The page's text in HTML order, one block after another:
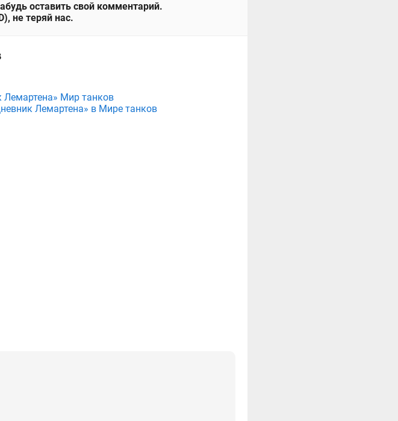
оставить свой комментарий.
не теряй нас.
Лемартена» Мир танков
Лемартена» в Мире танков